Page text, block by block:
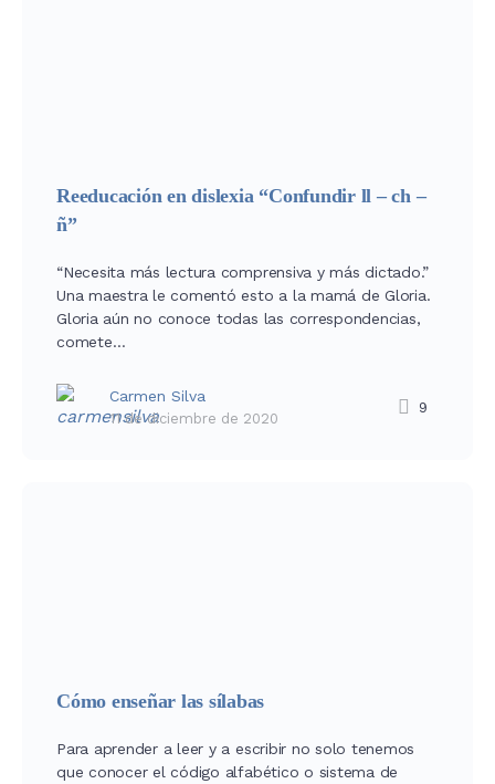
Reeducación en dislexia “Confundir ll – ch –
ñ”
“Necesita más lectura comprensiva y más dictado.”
Una maestra le comentó esto a la mamá de Gloria.
Gloria aún no conoce todas las correspondencias,
comete…
Carmen Silva
11 de diciembre de 2020
9
Cómo enseñar las sílabas
Para aprender a leer y a escribir no solo tenemos
que conocer el código alfabético o sistema de